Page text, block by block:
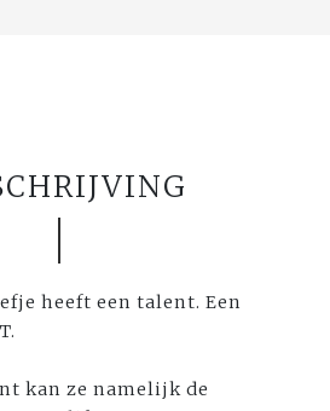
heeft een talent. Een
kan ze namelijk de